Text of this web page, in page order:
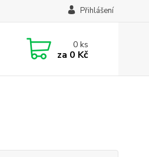
Přihlášení
0ks
za 0 Kč